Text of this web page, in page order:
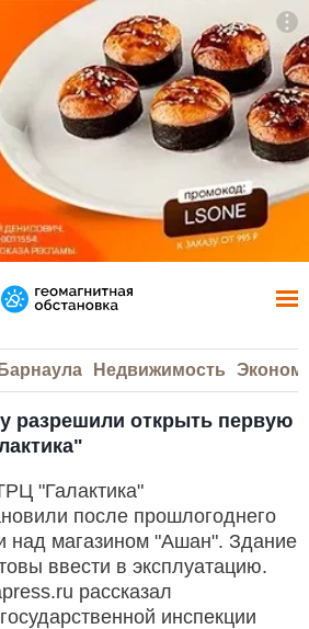
Недвижимость
разрешили открыть первую
"Галактика"
после прошлогоднего
над магазином "Ашан". Здание
ввести в эксплуатацию.
рассказал
инспекции